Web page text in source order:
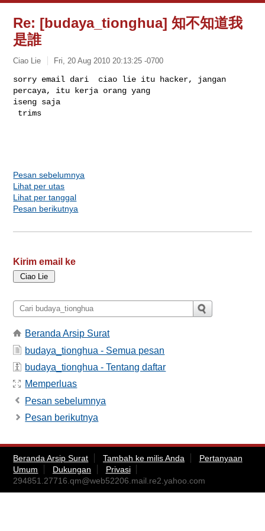
Re: [budaya_tionghua] 知不知道我
是誰
Ciao Lie Fri, 20 Aug 2010 20:13:25 -0700
sorry email dari  ciao lie itu hacker, jangan
percaya, itu kerja orang yang
iseng saja
trims
Pesan sebelumnya
Lihat per utas
Lihat per tanggal
Pesan berikutnya
Kirim email ke
Beranda Arsip Surat
budaya_tionghua - Semua pesan
budaya_tionghua - Tentang daftar
Memperluas
Pesan sebelumnya
Pesan berikutnya
Beranda Arsip Surat Tambah ke milis Anda
Pertanyaan
Umum
Dukungan
Privasi
294851.27716.qm@web52206.mail.re2.yahoo.com